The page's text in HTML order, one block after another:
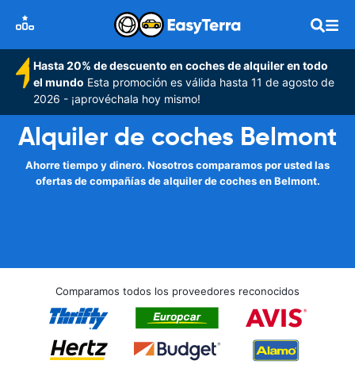
Hasta 20% de descuento en coches de alquiler en todo
el mundo Esta promoción es válida hasta 11 de agosto de
2026 - ¡aprovéchala hoy mismo!
Alquiler de coches Belmont
Ahorre tiempo y dinero. Nosotros comparamos por usted las
ofertas de compañías de alquiler de coches en Belmont.
Comparamos todos los proveedores reconocidos